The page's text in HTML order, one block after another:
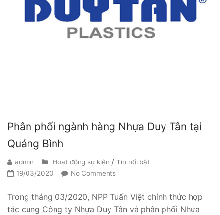
Phân phối ngành hàng Nhựa Duy Tân tại
Quảng Bình
admin Hoạt động sự kiện / Tin nổi bật
19/03/2020
No Comments
Trong tháng 03/2020, NPP Tuấn Việt chính thức hợp
tác cùng Công ty Nhựa Duy Tân và phân phối Nhựa